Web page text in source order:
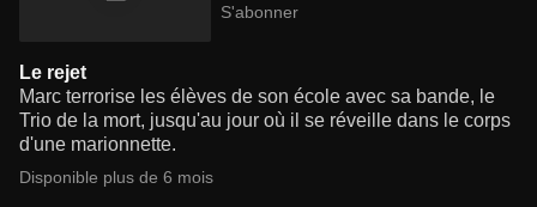
S'abonner
Le rejet
Marc terrorise les élèves de son école avec sa bande, le
Trio de la mort, jusqu'au jour où il se réveille dans le corps
d'une marionnette.
Disponible plus de 6 mois